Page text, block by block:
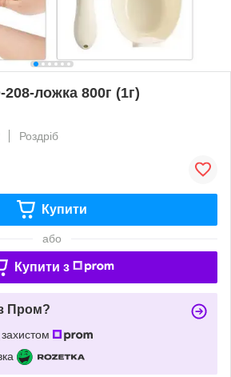
208-ложка 800г (1г)
Роздріб
Купити
або
Купити з
Пром?